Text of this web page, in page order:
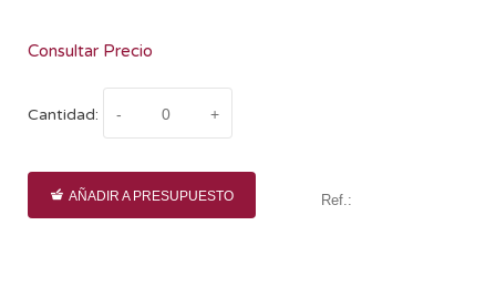
Consultar Precio
Cantidad:
AÑADIR A PRESUPUESTO Ref.: